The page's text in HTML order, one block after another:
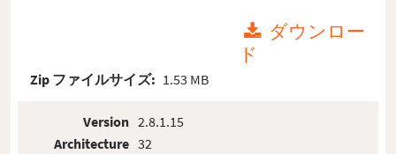
ダウンロー
ド
Zip ファイルサイズ: 1.53 MB
Version
Architecture
2.8.1.15
32